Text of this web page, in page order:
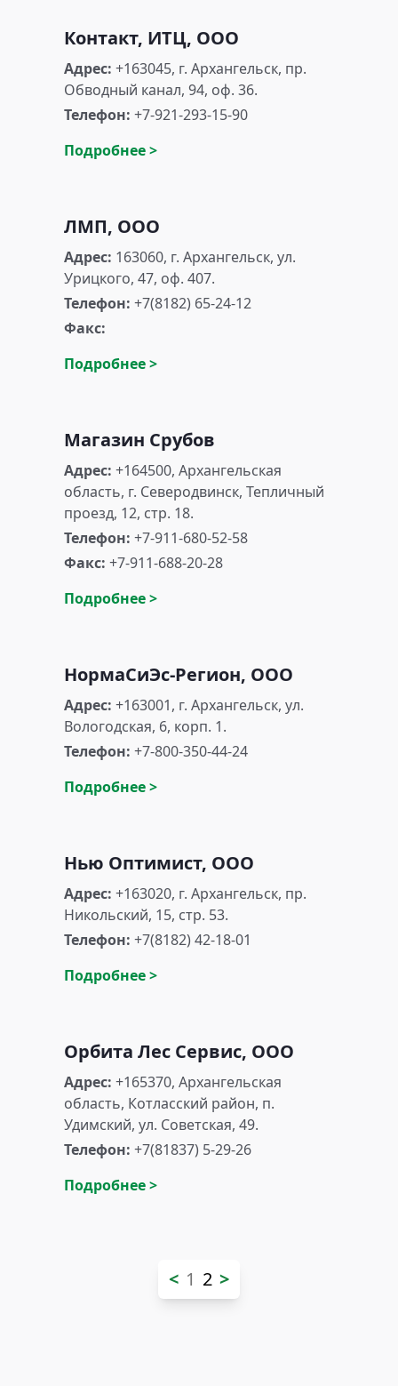
Контакт, ИТЦ, ООО
Адрес: +163045, г. Архангельск, пр.
Обводный канал, 94, оф. 36.
Телефон: +7-921-293-15-90
Подробнее >
ЛМП, ООО
Адрес: 163060, г. Архангельск, ул.
Урицкого, 47, оф. 407.
Телефон: +7(8182) 65-24-12
Факс:
Подробнее >
Магазин Срубов
Адрес: +164500, Архангельская
область, г. Северодвинск, Тепличный
проезд, 12, стр. 18.
Телефон: +7-911-680-52-58
Факс: +7-911-688-20-28
Подробнее >
НормаСиЭс-Регион, ООО
Адрес: +163001, г. Архангельск, ул.
Вологодская, 6, корп. 1.
Телефон: +7-800-350-44-24
Подробнее >
Нью Оптимист, ООО
Адрес: +163020, г. Архангельск, пр.
Никольский, 15, стр. 53.
Телефон: +7(8182) 42-18-01
Подробнее >
Орбита Лес Сервис, ООО
Адрес: +165370, Архангельская
область, Котласский район, п.
Удимский, ул. Советская, 49.
Телефон: +7(81837) 5-29-26
Подробнее >
< 1 2 >